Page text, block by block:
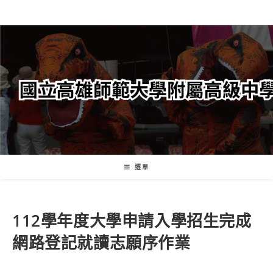
轉
要
內
容
選單
112學年度大學申請入學招生完成
網路登記就讀志願序作業